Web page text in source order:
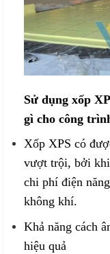
Sử dụng xốp
gì cho công
Xốp XPS có
vượt trội, bởi khi
chi phí điện
không khí.
Khả năng cách
hiệu quả